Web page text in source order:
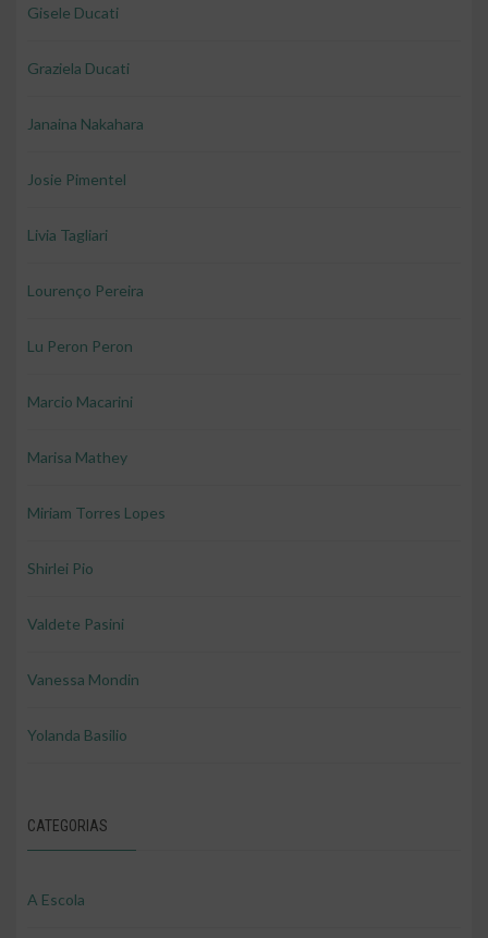
Gisele Ducati
Graziela Ducati
Janaina Nakahara
Josie Pimentel
Livia Tagliari
Lourenço Pereira
Lu Peron Peron
Marcio Macarini
Marisa Mathey
Miriam Torres Lopes
Shirlei Pio
Valdete Pasini
Vanessa Mondin
Yolanda Basilio
CATEGORIAS
A Escola